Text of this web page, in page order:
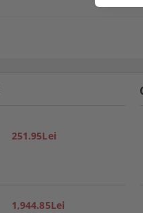
251.95Lei
1,944.85Lei